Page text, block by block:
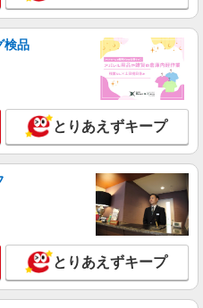
都圏支社（T11_90）
電量販店のauコーナー≫
〜1800円 ◆交通費規定支給◆直雇
給286,200円＋交通費
市相模が丘
詳細を見る
都圏支社（T11_1191）
型スーパーのソフトバンクコー
◆交通費規定支給
市東原
検品
とりあえずキープ
とりあえずキープ